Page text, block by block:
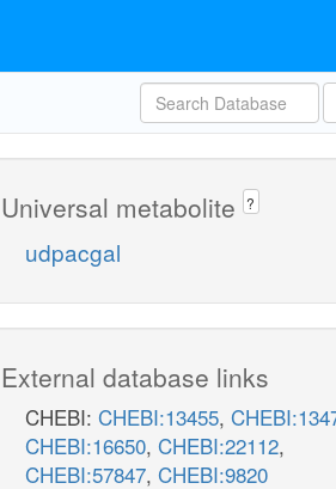
Universal metabolite ?
udpacgal
External database links
CHEBI: CHEBI:13455,
CHEBI:16650, CHEBI:22112,
CHEBI:57847, CHEBI:9820